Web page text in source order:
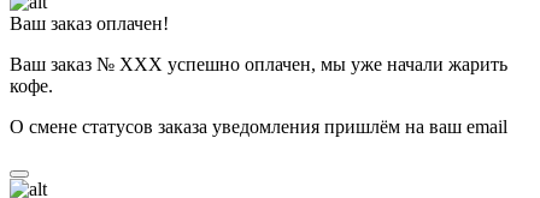
Ваш заказ оплачен!
Ваш заказ № ХХХ успешно оплачен, мы уже начали жарить
кофе.
О смене статусов заказа уведомления пришлём на ваш email